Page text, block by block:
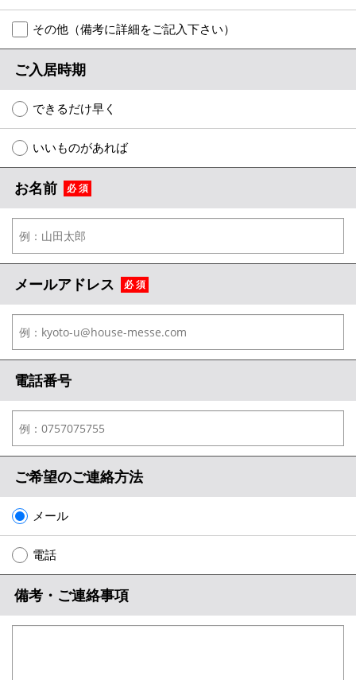
ハウスメーカー施工特集！
路線·駅から探す
IT重説について
スタッフ紹介
店舗情報·アクセス
会社概要
メールでお問い合わせ
その他（備考に詳細をご記入下さい）
ご入居時期
できるだけ早く
いいものがあれば
お名前 必 須
メールアドレス 必 須
電話番号
ご希望のご連絡方法
メール
電話
備考・ご連絡事項